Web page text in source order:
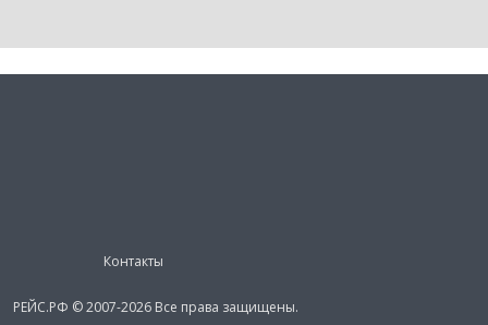
Контакты
РЕЙС.РФ © 2007-2026 Все права защищены.